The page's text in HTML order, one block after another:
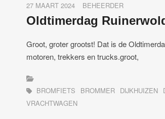
27 MAART 2024 BEHEERDER
Oldtimerdag
Groot, groter grootst! Dat is de
motoren, trekkers en trucks.groot,
BROMFIETS BROMMER DIJKHUIZEN
VRACHTWAGEN